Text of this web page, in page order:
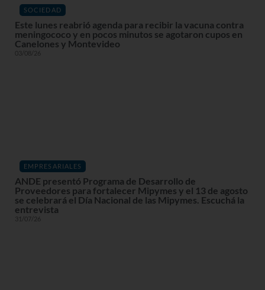
SOCIEDAD
Este lunes reabrió agenda para recibir la vacuna contra
meningococo y en pocos minutos se agotaron cupos en
Canelones y Montevideo
03/08/26
EMPRESARIALES
ANDE presentó Programa de Desarrollo de
Proveedores para fortalecer Mipymes y el 13 de agosto
se celebrará el Día Nacional de las Mipymes. Escuchá la
entrevista
31/07/26